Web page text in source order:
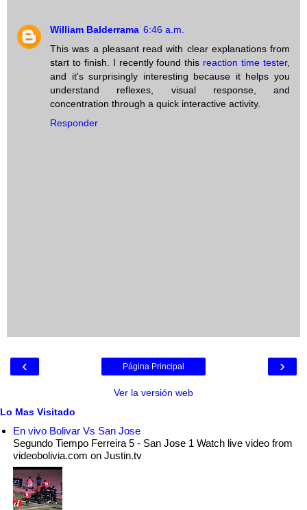
William Balderrama 6:46 a.m.
This was a pleasant read with clear explanations from
start to finish. I recently found this reaction time tester,
and it's surprisingly interesting because it helps you
understand reflexes, visual response, and
concentration through a quick interactive activity.
Responder
‹ ›
Página Principal
Ver la versión web
Lo Mas Visitado
En vivo Bolivar Vs San Jose
Segundo Tiempo Ferreira 5 - San Jose 1 Watch live video from
videobolivia.com on Justin.tv